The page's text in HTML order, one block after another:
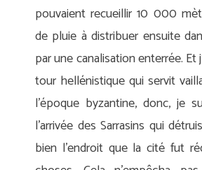
pouvaient recueillir 10 000
de pluie à distribuer ensuite
par une canalisation enterrée. Et
tour hellénistique qui servit
l’époque byzantine, donc, je
l’arrivée des Sarrasins qui
bien l’endroit que la cité fut